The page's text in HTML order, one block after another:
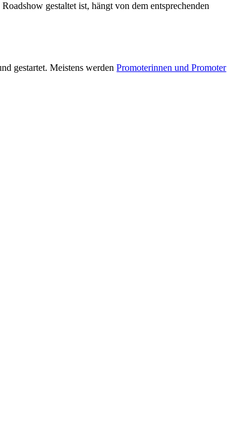
gestaltet ist, hängt von dem entsprechenden
gestartet. Meistens werdenPromoterinnen und Promoter